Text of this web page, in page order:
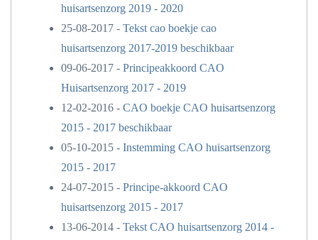
huisartsenzorg 2019 - 2020
25-08-2017 - Tekst cao boekje cao
huisartsenzorg 2017-2019 beschikbaar
09-06-2017 - Principeakkoord CAO
Huisartsenzorg 2017 - 2019
12-02-2016 - CAO boekje CAO huisartsenzorg
2015 - 2017 beschikbaar
05-10-2015 - Instemming CAO huisartsenzorg
2015 - 2017
24-07-2015 - Principe-akkoord CAO
huisartsenzorg 2015 - 2017
13-06-2014 - Tekst CAO huisartsenzorg 2014 -